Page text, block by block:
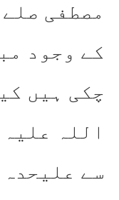
مصطفی
کے وجود
چکی ہیں
اللہ
سے